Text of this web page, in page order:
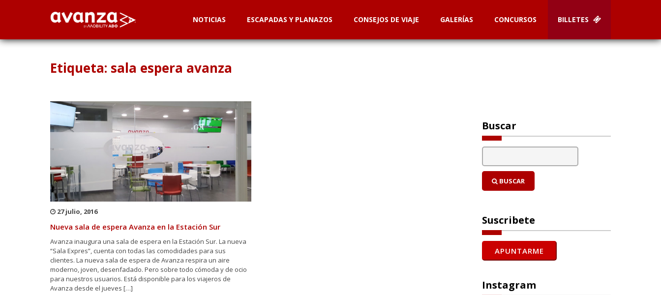
NOTICIAS ESCAPADAS Y PLANAZOS CONSEJOS DE VIAJE GALERÍAS CONCURSOS BILLETES
Etiqueta: sala espera avanza
27 julio, 2016
Nueva sala de espera Avanza en la Estación Sur
Avanza inaugura una sala de espera en la Estación Sur. La nueva
“Sala Expres”, cuenta con todas las comodidades para sus
clientes. La nueva sala de espera de Avanza respira un aire
moderno, joven, desenfadado. Pero sobre todo cómoda y de ocio
para nuestros usuarios. Está disponible para los viajeros de
Avanza desde el jueves […]
Buscar
BUSCAR
Suscribete
Instagram